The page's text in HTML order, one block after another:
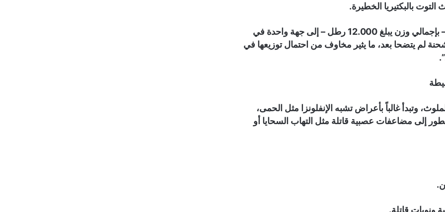
بالبكتيريا الخطيرة.
ووفق بيان FDA، تم شحن 400 صندوق من التوت – بإجمالي وزن يبلغ 12.000 رطل – إلى جهة واحدة في
لم يتضحا بعد، ما يثير مخاوف من احتمال توزيعها في
وتبدأ غالباً بأعراض تشبه الإنفلونزا مثل الحمى،
تتطور إلى مضاعفات عصبية قاتلة مثل التهاب السحايا أو
ونوبات قاتلة.